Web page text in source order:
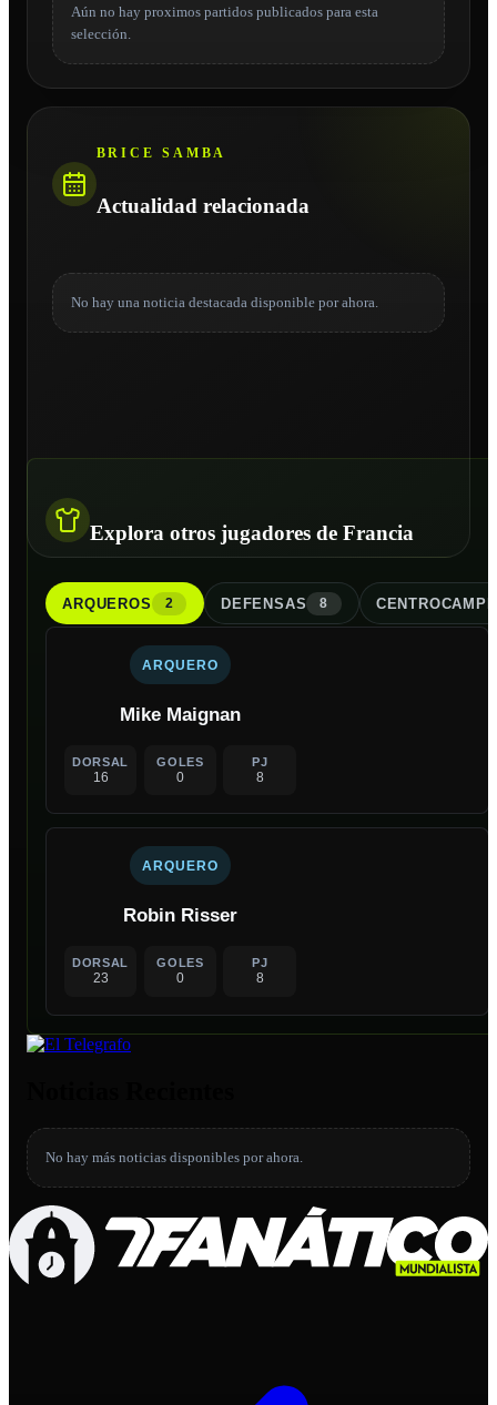
Aún no hay proximos partidos publicados para esta
selección.
BRICE SAMBA
Actualidad relacionada
No hay una noticia destacada disponible por ahora.
Explora otros jugadores de Francia
ARQUEROS 2 DEFENSAS 8
ARQUERO
Mike Maignan
DORSAL
16
GOLES
0
PJ
8
ARQUERO
Robin Risser
DORSAL
23
GOLES
0
PJ
8
No hay más noticias disponibles por ahora.